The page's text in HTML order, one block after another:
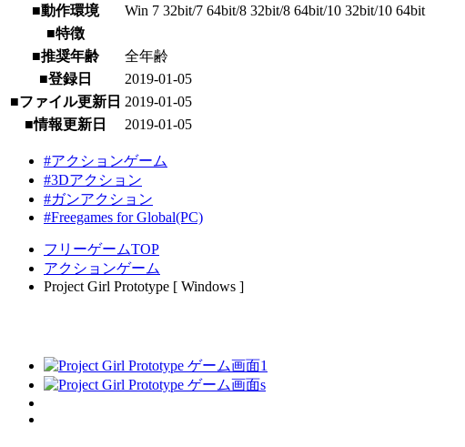
■動作環境
Win 7 32bit/7 64bit/8 32bit/8 64bit/10 32bit/10 64bit
■特徴
■推奨年齢
全年齢
■登録日
2019-01-05
■ファイル更新日 2019-01-05
■情報更新日
2019-01-05
#アクションゲーム
#3Dアクション
#ガンアクション
#Freegames for Global(PC)
フリーゲームTOP
アクションゲーム
Project Girl Prototype [ Windows ]